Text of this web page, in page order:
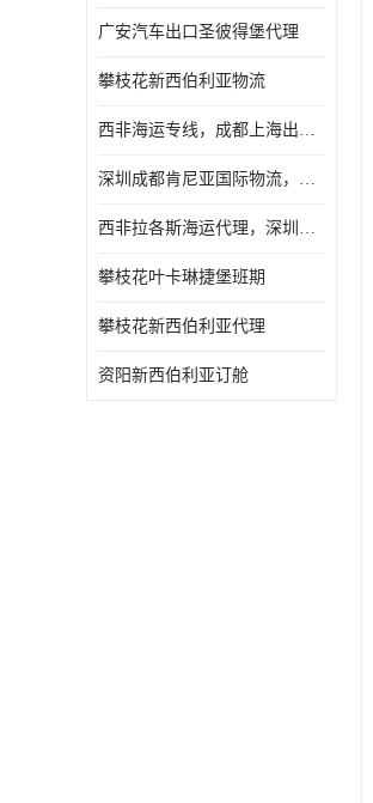
广安汽车出口圣彼得堡代理
攀枝花新西伯利亚物流
西非海运专线，成都上海出口纳米比亚海运
深圳成都肯尼亚国际物流，成都非洲物流公司
西非拉各斯海运代理，深圳成都拉各斯海运
攀枝花叶卡琳捷堡班期
攀枝花新西伯利亚代理
资阳新西伯利亚订舱